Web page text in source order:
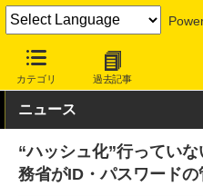
カテゴリ 過去記事
INTERNET Watch トピック
ニュース
“ハッシュ化”行ってい
務省がID・パスワード